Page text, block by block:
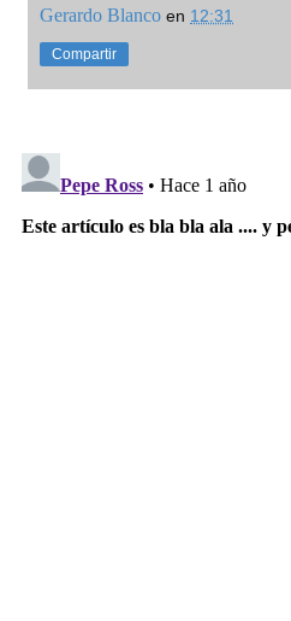
Gerardo Blanco en 12:31
Compartir